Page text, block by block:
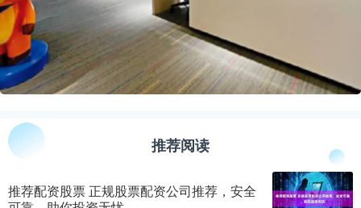
推荐阅读
推荐配资股票 正规股票配资公司推荐，安全